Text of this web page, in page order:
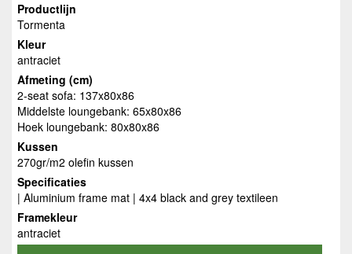
Productlijn
Tormenta
Kleur
antraciet
Afmeting (cm)
2-seat sofa: 137x80x86
Middelste loungebank: 65x80x86
Hoek loungebank: 80x80x86
Kussen
270gr/m2 olefin kussen
Specificaties
| Aluminium frame mat | 4x4 black and grey textileen
Framekleur
antraciet